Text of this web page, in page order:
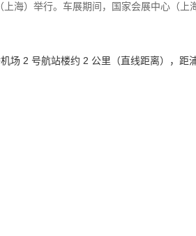
海）举行。车展期间，国家会展中心（
场 2 号航站楼约 2 公里（直线距离），